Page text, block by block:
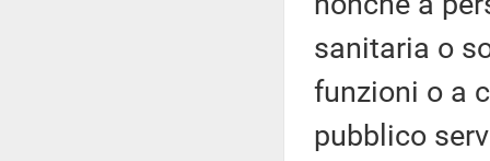
sanitaria o
funzioni o a
pubblico